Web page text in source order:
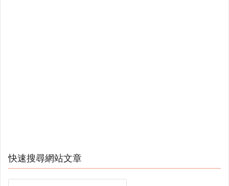
快速搜尋網站文章